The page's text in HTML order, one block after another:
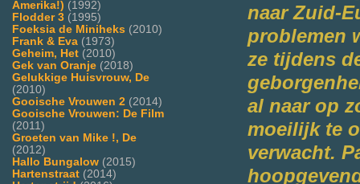
Amerika!) (1992)
Flodder 3 (1995)
Foeksia de Miniheks (2010)
Frank & Eva (1973)
Geheim, Het (2010)
Gek van Oranje (2018)
Gelukkige Huisvrouw, De
(2010)
Gooische Vrouwen 2 (2014)
Gooische Vrouwen: De Film
(2011)
Groeten van Mike !, De
(2012)
Hallo Bungalow (2015)
Hartenstraat (2014)
naar Zuid-
problemen
ze tijdens
al naar op
moeilijk te
verwacht.